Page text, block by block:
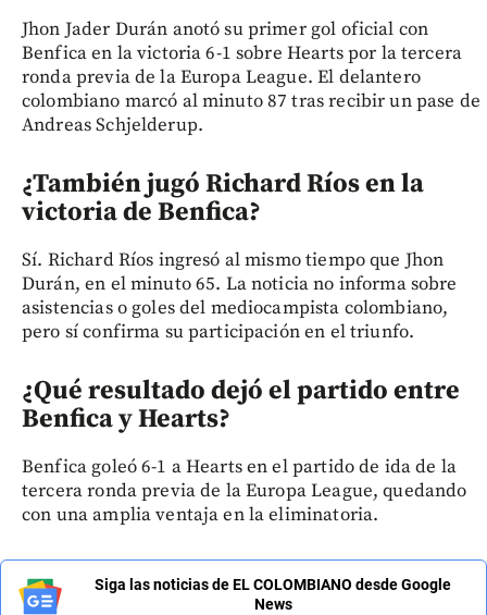
Jhon Jader Durán anotó su primer gol oficial con
Benfica en la victoria 6-1 sobre Hearts por la tercera
ronda previa de la Europa League. El delantero
colombiano marcó al minuto 87 tras recibir un pase de
Andreas Schjelderup.
¿También jugó Richard Ríos en la
victoria de Benfica?
Sí. Richard Ríos ingresó al mismo tiempo que Jhon
Durán, en el minuto 65. La noticia no informa sobre
asistencias o goles del mediocampista colombiano,
pero sí confirma su participación en el triunfo.
¿Qué resultado dejó el partido entre
Benfica y Hearts?
Benfica goleó 6-1 a Hearts en el partido de ida de la
tercera ronda previa de la Europa League, quedando
con una amplia ventaja en la eliminatoria.
Siga las noticias de EL COLOMBIANO desde Google
News